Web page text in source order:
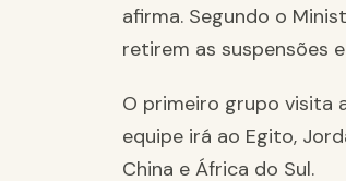
afirma. Segundo o
retirem as suspensões
O primeiro grupo visita
equipe irá ao Egito,
China e África do Sul.